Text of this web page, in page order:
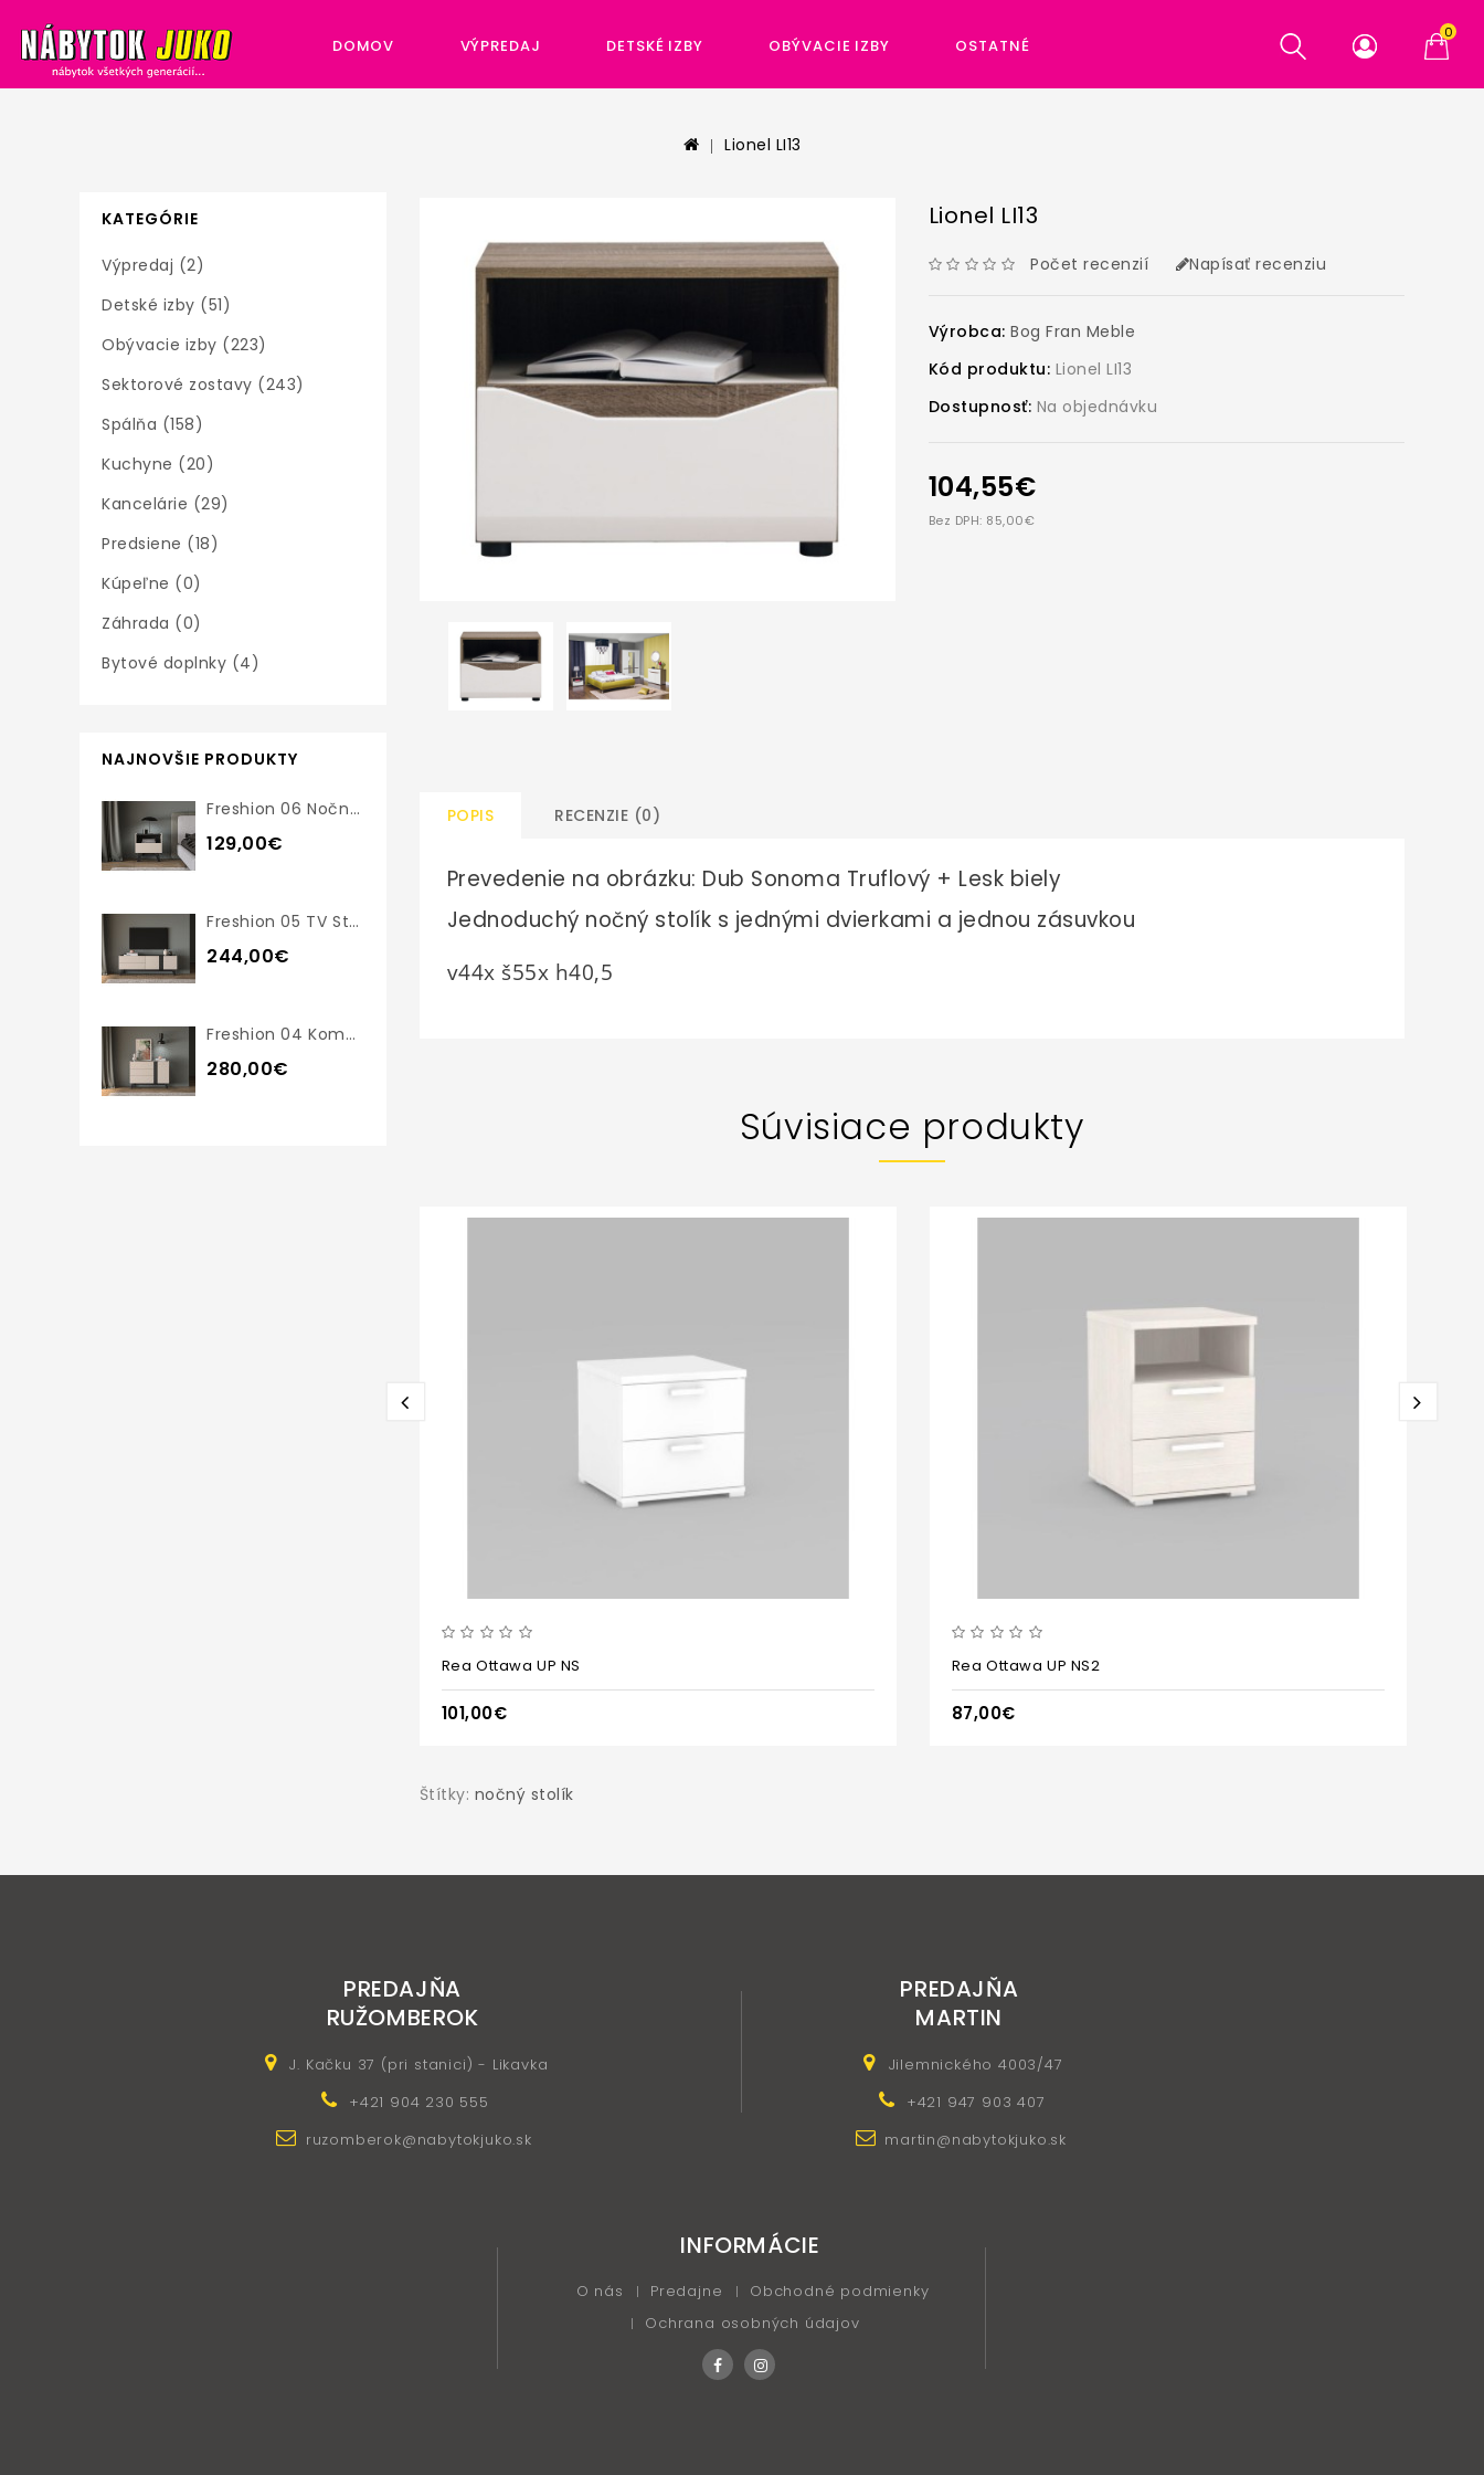
0
DOMOV VÝPREDAJ DETSKÉ IZBY OBÝVACIE IZBY OSTATNÉ
Lionel LI13
KATEGÓRIE
Výpredaj (2)
Detské izby (51)
Obývacie izby (223)
Sektorové zostavy (243)
Spálňa (158)
Kuchyne (20)
Kancelárie (29)
Predsiene (18)
Kúpeľne (0)
Záhrada (0)
Bytové doplnky (4)
NAJNOVŠIE PRODUKTY
Freshion 06 Nočný Stolík
129,00€
Freshion 05 TV Stolík
244,00€
Freshion 04 Komoda
280,00€
Lionel LI13
Počet recenzií Napísať recenziu
Výrobca:Bog Fran Meble
Kód produktu: Lionel LI13
Dostupnosť: Na objednávku
104,55€
Bez DPH: 85,00€
POPIS RECENZIE (0)
Prevedenie na obrázku: Dub Sonoma Truflový + Lesk biely
Jednoduchý nočný stolík s jednými dvierkami a jednou zásuvkou
v44x š55x h40,5
Súvisiace produkty
Rea Ottawa UP NS
101,00€
Rea Ottawa UP NS2
87,00€
Štítky: nočný stolík
PREDAJŇA
RUŽOMBEROK
J. Kačku 37 (pri stanici) - Likavka
+421 904 230 555
ruzomberok@nabytokjuko.sk
PREDAJŇA
MARTIN
Jilemnického 4003/47
+421 947 903 407
martin@nabytokjuko.sk
INFORMÁCIE
O nás Predajne
Obchodné podmienky
Ochrana osobných údajov